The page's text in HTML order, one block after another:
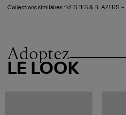
Collections similaires : VESTES & BLAZERS -
Adoptez
LE LOOK